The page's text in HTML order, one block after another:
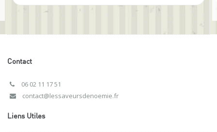
Contact
06 02 11 17 51
contact@lessaveursdenoemie.fr
Liens Utiles